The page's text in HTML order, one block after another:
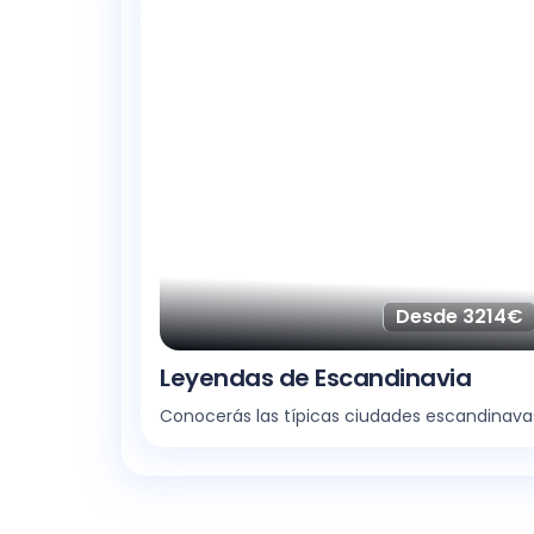
Desde 3214€
Leyendas de Escandinavia
Conocerás las típicas ciudades